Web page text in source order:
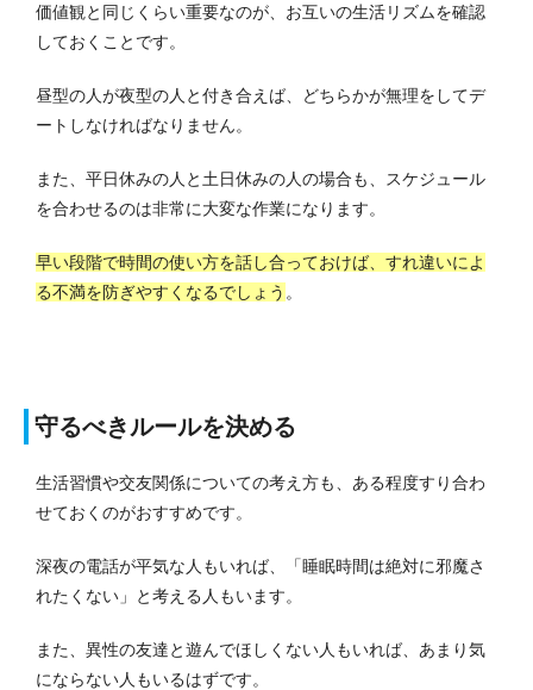
価値観と同じくらい重要なのが、お互いの生活リズムを確認
しておくことです。
昼型の人が夜型の人と付き合えば、どちらかが無理をしてデ
ートしなければなりません。
また、平日休みの人と土日休みの人の場合も、スケジュール
を合わせるのは非常に大変な作業になります。
早い段階で時間の使い方を話し合っておけば、すれ違いによ
る不満を防ぎやすくなるでしょう 。
守るべきルールを決める
生活習慣や交友関係についての考え方も、ある程度すり合わ
せておくのがおすすめです。
深夜の電話が平気な人もいれば、「睡眠時間は絶対に邪魔さ
れたくない」と考える人もいます。
また、異性の友達と遊んでほしくない人もいれば、あまり気
にならない人もいるはずです。